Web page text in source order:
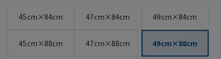
45cm×84cm 47cm×84cm 49cm×84cm
45cm×88cm 47cm×88cm 49cm×88cm